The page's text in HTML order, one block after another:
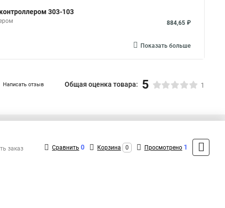
303-103
884,65 ₽
Показать больше
Написать отзыв Общая оценка товара: 5 1
+7 (495) 432-43-43
MAX: +7 (991) 298-43-12
заказ Сравнить 0 Корзина 0 Просмотрено 1